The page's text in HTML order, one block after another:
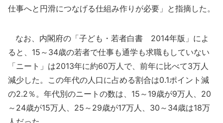
仕事へと円滑につなげる仕組み作りが必要」と指摘した。
なお、内閣府の「子ども・若者白書 2014年版」によ
ると、15～34歳の若者で仕事も通学も求職もしていない
「ニート」は2013年に約60万人で、前年に比べて3万人
減少した。この年代の人口に占める割合は0.1ポイント減
の2.2％。年代別のニートの数は、15～19歳が9万人、20
～24歳が15万人、25～29歳が17万人、30～34歳は18万